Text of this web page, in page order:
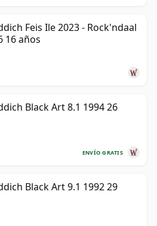
Feis Ile 2023 - Rock'ndaal
16 años
Black Art 8.1 1994 26
ENVÍO GRATIS
Black Art 9.1 1992 29